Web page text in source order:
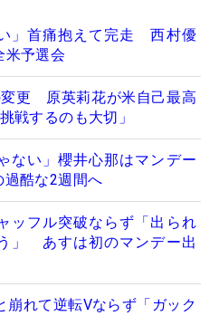
」首痛抱えて完走 西村優
米予選会
更 原英莉花が米自己最高
戦するのも大切」
ない」櫻井心那はマンデー
酷な2週間へ
ッフル突破ならず「出られ
」 あすは初のマンデー出
崩れて逆転Vならず「ガック